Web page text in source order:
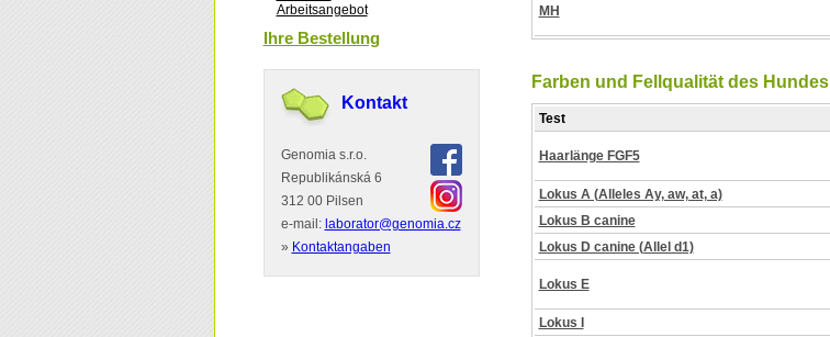
Arbeitsangebot
Ihre Bestellung
Kontakt
Genomia s.r.o.
Republikánská 6
312 00 Pilsen
e-mail: laborator@genomia.cz
» Kontaktangaben
MH
Farben und Fellqualität des Hundes
Test
Haarlänge FGF5
Lokus A (Alleles Ay, aw, at, a)
Lokus B canine
Lokus D canine (Allel d1)
Lokus E
Lokus I